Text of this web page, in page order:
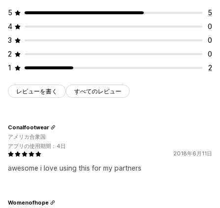
5
5
4
0
3
0
2
0
1
2
レビューを書く すべてのレビュー
2018年6月11日
awesome i love using this for my partners
Conalfootwear
アメリカ合衆国
アプリの使用期間：4日
Womenofhope